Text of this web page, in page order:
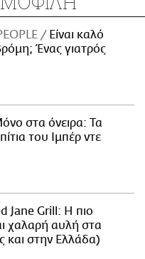
Είναι καλό
Ένας γιατρός
στα όνειρα: Τα
του Ιμπέρ ντε
Jane Grill: Η πιο
χαλαρή αυλή στα
και στην Ελλάδα)